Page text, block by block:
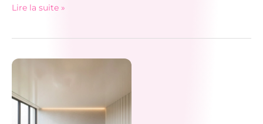
en
:
pose
Lire la suite »